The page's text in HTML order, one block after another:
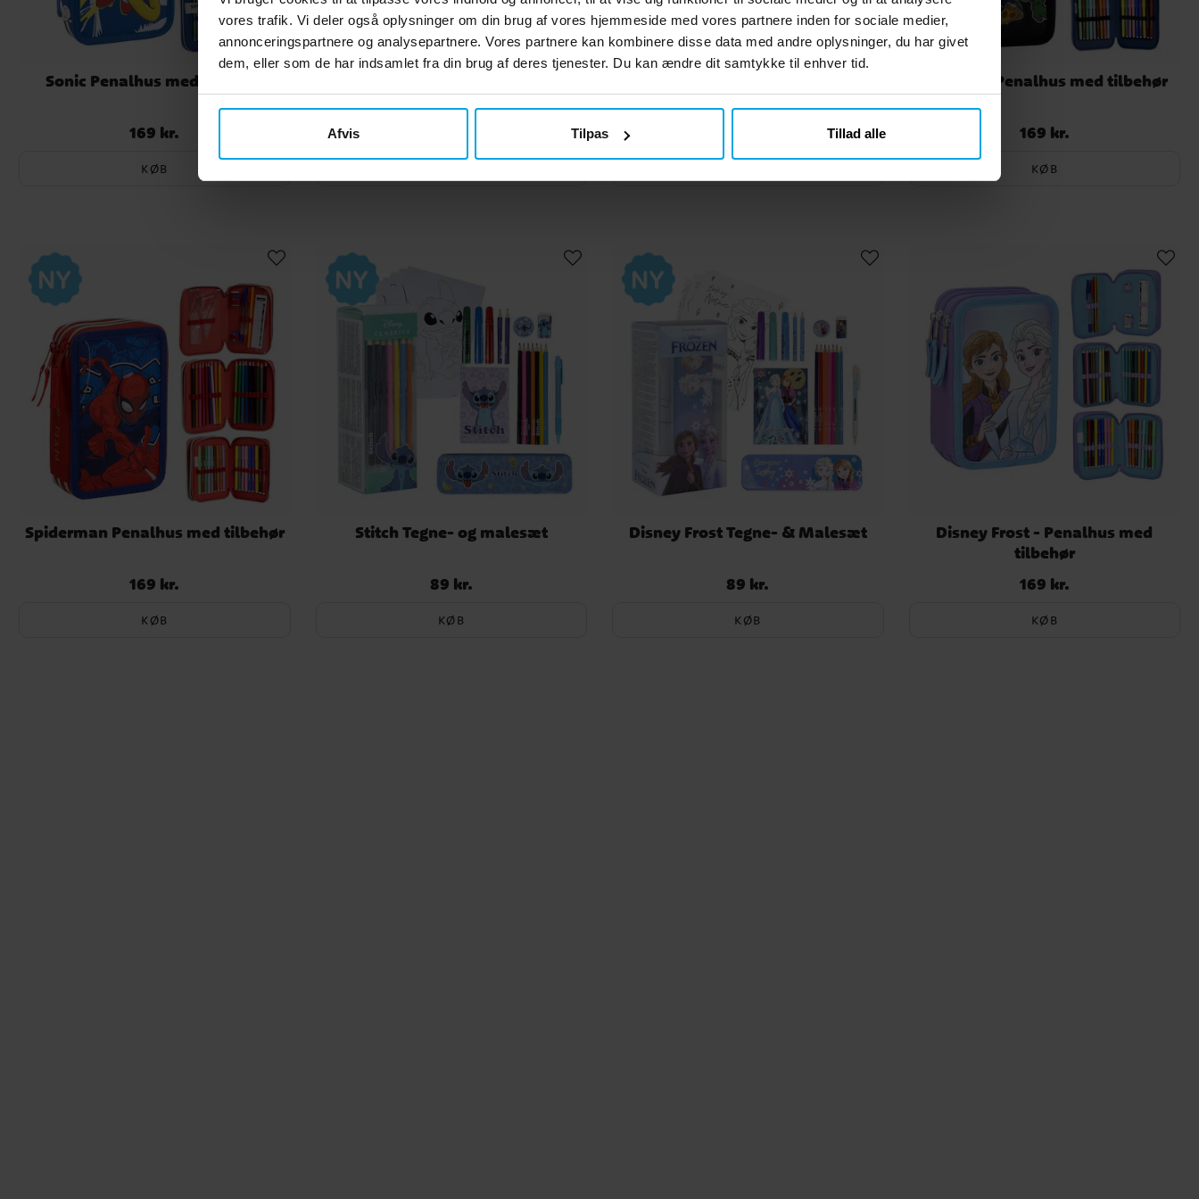
vores trafik. Vi deler også oplysninger om din brug af vores hjemmeside med vores partnere inden for sociale medier,
annonceringspartnere og analysepartnere. Vores partnere kan kombinere disse data med andre oplysninger, du har givet
dem, eller som de har indsamlet fra din brug af deres tjenester. Du kan ændre dit samtykke til enhver tid.
Afvis Tilpas Tillad alle
Sonic Penalhus med tilbehør
Pris:169 kr.
169 kr.
KØB
Avengers Penalhus med tilbehør
Pris:169 kr.
169 kr.
KØB
Spiderman Penalhus med tilbehør
Pris:169 kr.
169 kr.
KØB
Stitch Tegne- og malesæt
Pris: 89 kr.
89 kr.
KØB
Disney Frost Tegne- & Malesæt
Pris: 89 kr.
89 kr.
KØB
Disney Frost - Penalhus med
tilbehør
Pris:169 kr.
169 kr.
KØB